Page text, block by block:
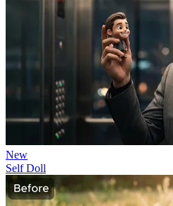
New
Self Doll